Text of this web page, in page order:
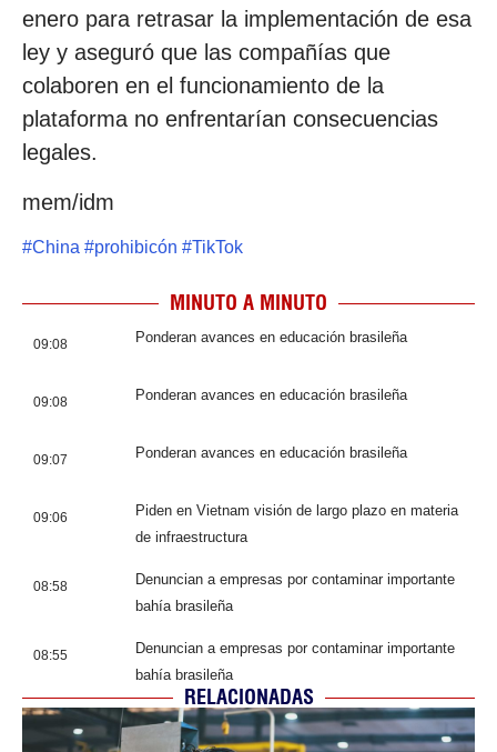
enero para retrasar la implementación de esa
ley y aseguró que las compañías que
colaboren en el funcionamiento de la
plataforma no enfrentarían consecuencias
legales.
mem/idm
#China #prohibicón #TikTok
MINUTO A MINUTO
09:08 Ponderan avances en educación brasileña
09:08 Ponderan avances en educación brasileña
09:07 Ponderan avances en educación brasileña
09:06
Piden en Vietnam visión de largo plazo en materia
de infraestructura
08:58
Denuncian a empresas por contaminar importante
bahía brasileña
08:55
Denuncian a empresas por contaminar importante
bahía brasileña
RELACIONADAS